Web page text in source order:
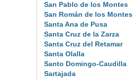
San Pablo de los Montes
San Román de los Montes
Santa Ana de Pusa
Santa Cruz de la Zarza
Santa Cruz del Retamar
Santa Olalla
Santo Domingo-Caudilla
Sartajada